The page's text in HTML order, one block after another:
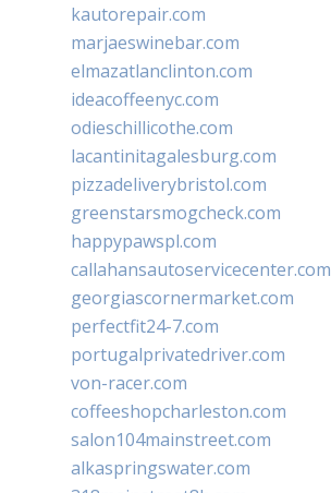
kautorepair.com
marjaeswinebar.com
elmazatlanclinton.com
ideacoffeenyc.com
odieschillicothe.com
lacantinitagalesburg.com
pizzadeliverybristol.com
greenstarsmogcheck.com
happypawspl.com
callahansautoservicecenter.com
georgiascornermarket.com
perfectfit24-7.com
portugalprivatedriver.com
von-racer.com
coffeeshopcharleston.com
salon104mainstreet.com
alkaspringswater.com